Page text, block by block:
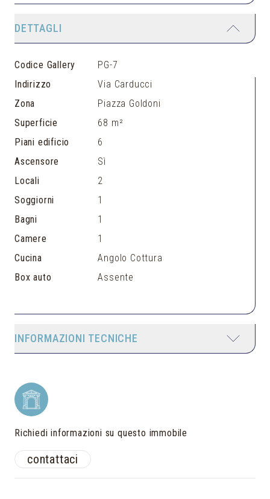
DETTAGLI
Codice Gallery
PG-7
Indirizzo
Via Carducci
Zona
Piazza Goldoni
Superficie
68 m²
Piani edificio
6
Ascensore
Sì
Locali
2
Soggiorni
1
Bagni
1
Camere
1
Cucina
Angolo Cottura
Box auto
Assente
INFORMAZIONI TECNICHE
Richiedi informazioni su questo immobile
contattaci